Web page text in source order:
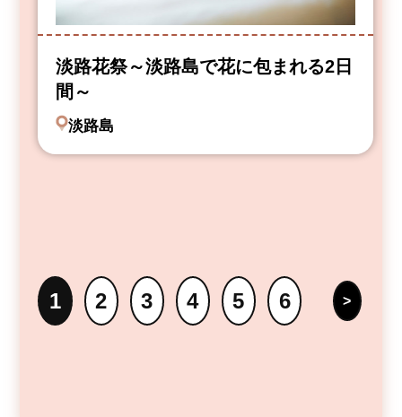
淡路花祭～淡路島で花に包まれる2日
間～
淡路島
1 2 3 4 5 6 >